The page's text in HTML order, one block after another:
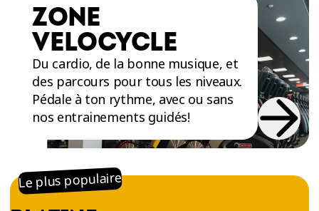
ZONE
VELOCYCLE
Du cardio, de la bonne musique, et
des parcours pour tous les niveaux.
Pédale à ton rythme, avec ou sans
nos entrainements guidés!
Le plus populaire